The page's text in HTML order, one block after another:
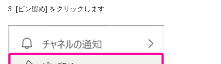
3. [ピン留め] をクリックします